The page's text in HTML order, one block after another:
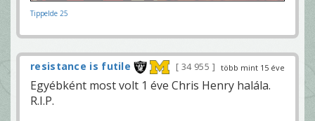
Tippelde 25
több mint 15 éve
resistance is futile 34 955
Egyébként most volt 1 éve Chris Henry halála.
R.I.P.